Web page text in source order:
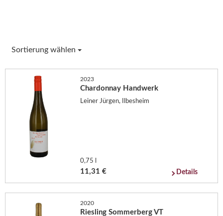
Sortierung wählen
2023
Chardonnay Handwerk
Leiner Jürgen, Ilbesheim
0,75 l
11,31 € Details
2020
Riesling Sommerberg VT